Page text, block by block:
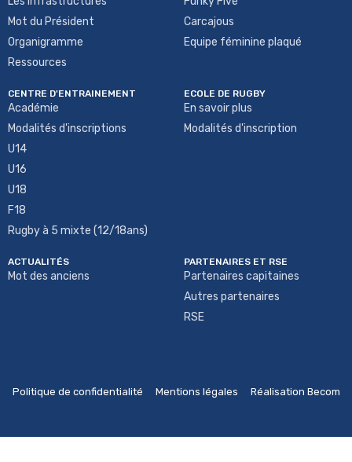
Mot du Président
Organigramme
Ressources
Carcajous
Equipe féminine plaqué
CENTRE D'ENTRAINEMENT
Académie
Modalités d'inscriptions
U14
U16
U18
F18
Rugby à 5 mixte (12/18ans)
ECOLE DE RUGBY
En savoir plus
Modalités d'inscription
ACTUALITÉS
Mot des anciens
PARTENAIRES ET RSE
Partenaires capitaines
Autres partenaires
RSE
Politique de confidentialité Mentions légales Réalisation Becom